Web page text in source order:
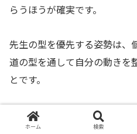
らうほうが確実です。
先生の型を優先する姿勢は、
道の型を通して自分の動きを
とです。
呼吸と間を合わせる
ホーム 検索